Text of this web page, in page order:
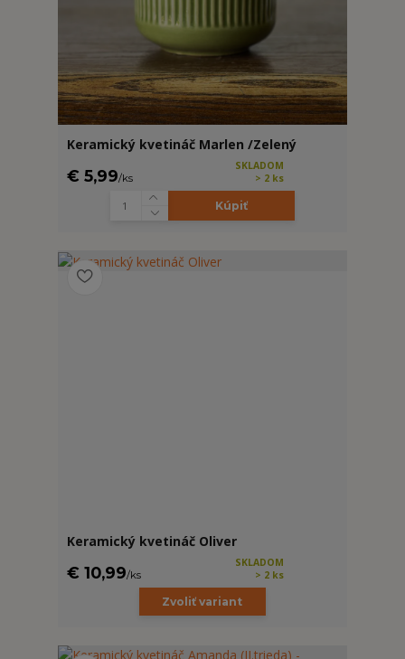
Keramický kvetináč Marlen /Zelený
€ 5,99/ks
SKLADOM
> 2 ks
Kúpiť
Keramický kvetináč Oliver
€ 10,99/ks
SKLADOM
> 2 ks
Zvoliť variant